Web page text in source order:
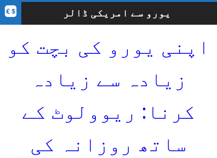
یورو سے امریکی ڈالر
اپنی یورو کی بچت کو
زیادہ سے زیادہ
کرنا: ریوولوٹ کے
ساتھ روزانہ کی